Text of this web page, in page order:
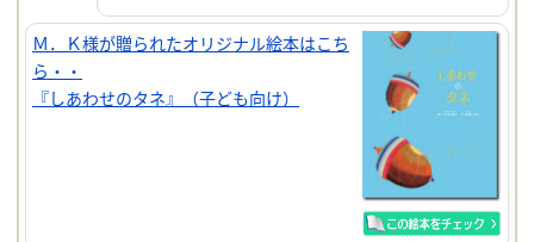
Ｍ．Ｋ様が贈られたオリジナル絵本はこち
ら・・
『しあわせのタネ』（子ども向け）